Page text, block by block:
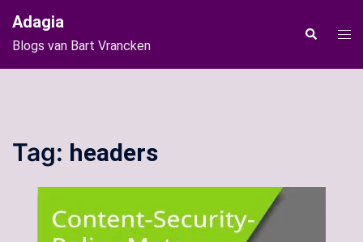
naar
de
inhoud
Adagia
Blogs van Bart Vrancken
Zoeken
Tag: headers